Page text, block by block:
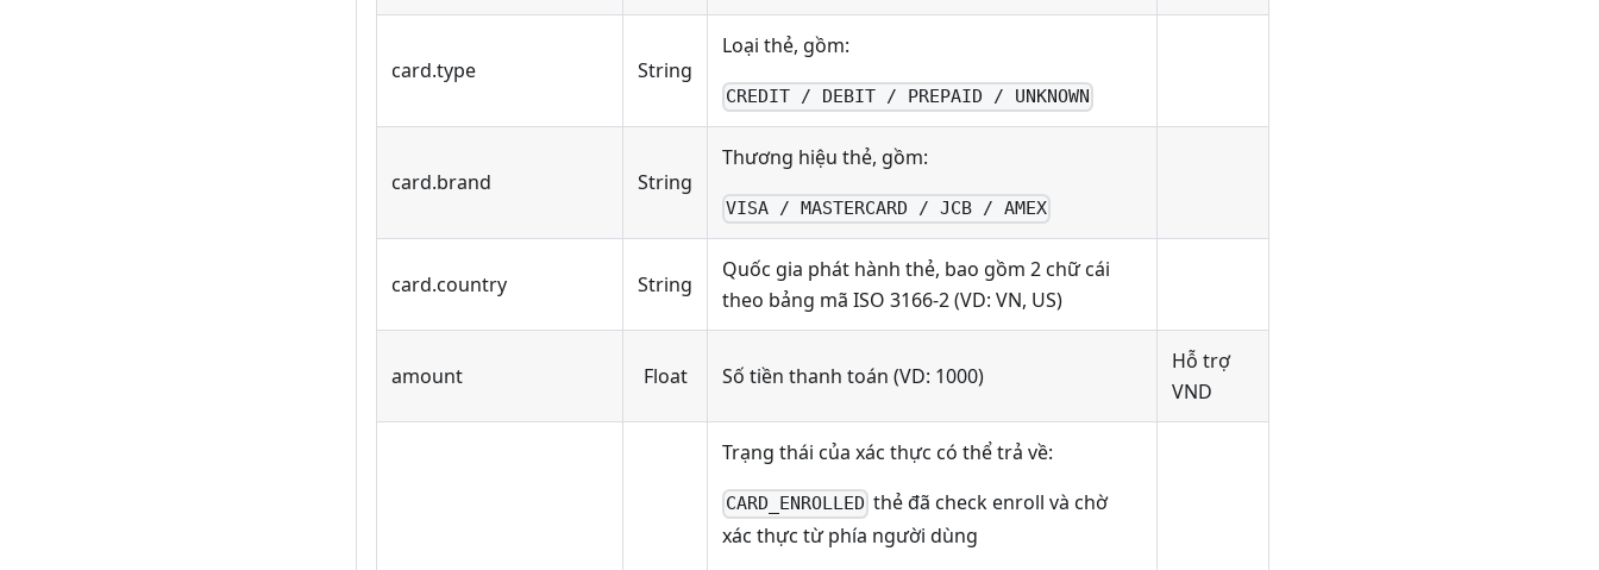
card.type String
Loại thẻ, gồm:
CREDIT / DEBIT / PREPAID / UNKNOWN
card.brand String
Thương hiệu thẻ, gồm:
VISA / MASTERCARD / JCB / AMEX
card.country String
Quốc gia phát hành thẻ, bao gồm 2 chữ cái
theo bảng mã ISO 3166-2 (VD: VN, US)
amount Float Số tiền thanh toán (VD: 1000)
Hỗ trợ
VND
Trạng thái của xác thực có thể trả về:
CARD_ENROLLED thẻ đã check enroll và chờ
xác thực từ phía người dùng